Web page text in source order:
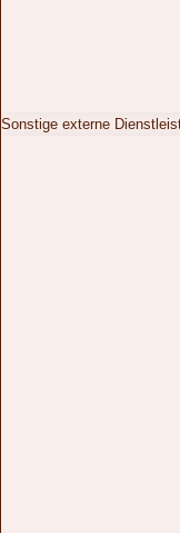
Sonstige externe